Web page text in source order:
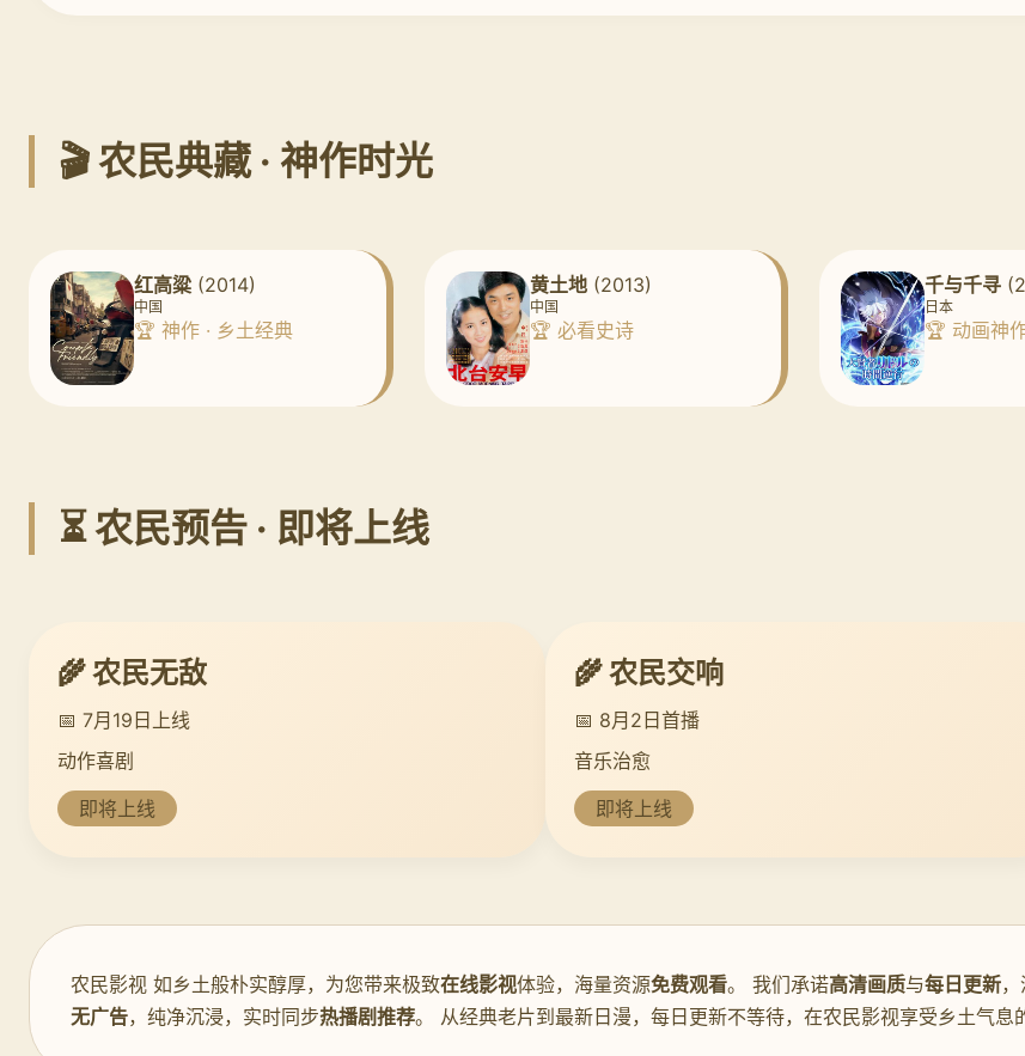
🎬 农民典藏 · 神作时光
红高粱 (2014)
中国
🏆 神作 · 乡土经典
黄土地(2013)
中国
🏆 必看史诗
千与千寻
日本
🏆 动画神
⏳ 农民预告 · 即将上线
🌾 农民无敌
📅 7月19日上线
动作喜剧
即将上线
🌾 农民交响
📅 8月2日首播
音乐治愈
即将上线
农民影视 如乡土般朴实醇厚，为您带来极致在线影视体验，海量资源免费观看。 我们承诺高清画质与每日更新
无广告，纯净沉浸，实时同步热播剧推荐。 从经典老片到最新日漫，每日更新不等待，在农民影视享受乡土气息